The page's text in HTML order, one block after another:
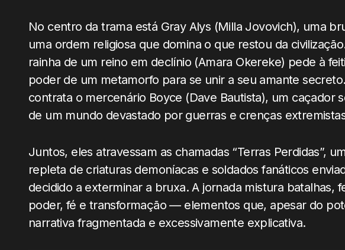
No centro da trama está Gray Alys (Milla Jovovich), uma
uma ordem religiosa que domina o que restou da
rainha de um reino em declínio (Amara Okereke) pede à
poder de um metamorfo para se unir a seu amante
contrata o mercenário Boyce (Dave Bautista), um caçador
de um mundo devastado por guerras e crenças
Juntos, eles atravessam as chamadas “Terras Perdidas”,
repleta de criaturas demoníacas e soldados fanáticos
decidido a exterminar a bruxa. A jornada mistura batalhas,
poder, fé e transformação — elementos que, apesar do
narrativa fragmentada e excessivamente explicativa.